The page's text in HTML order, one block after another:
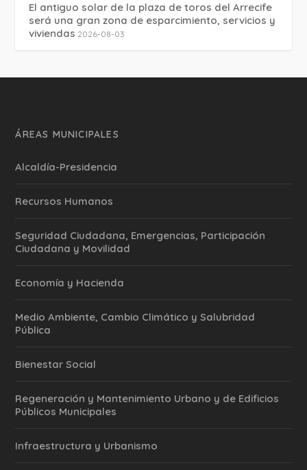
El antiguo solar de la plaza de toros del Arrecife
será una gran zona de esparcimiento, servicios y
viviendas 2026-08-03
ÁREAS MUNICIPALES
Alcaldía-Presidencia
Recursos Humanos
Seguridad Ciudadana, Emergencias, Participación
Ciudadana y Movilidad
Economía y Hacienda
Medio Ambiente, Cambio Climático y Salubridad
Pública
Bienestar Social
Regeneración y Mantenimiento Urbano y de Edificios
Públicos Municipales
Infraestructura y Urbanismo